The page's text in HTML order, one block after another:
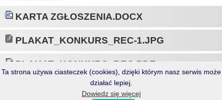
KARTA ZGŁOSZENIA.DOCX
PLAKAT_KONKURS_REC-1.JPG
PLAKAT_KONKURS_REC.PDF
PRZEŁĄCZ NA WERSJĘ DESKTOPOWĄ
Ta strona używa ciasteczek (cookies), dzięki którym nasz serwis może
działać lepiej.
Dowiedz się więcej